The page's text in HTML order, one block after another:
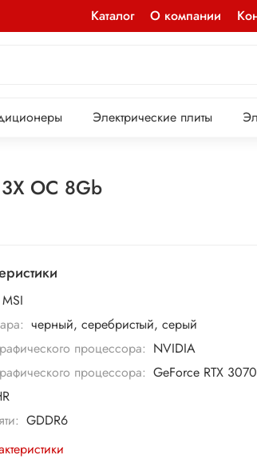
Каталог О компании
Электрические плиты
OC 8Gb
MSI
черный, серебристый, серый
процессора: NVIDIA
процессора: GeForce RTX 3070
GDDR6